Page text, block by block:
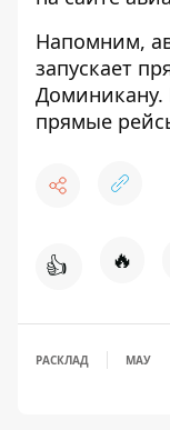
Напомним,
запускает
Доминикану.
прямые
👍 🔥
РАСКЛАД МАУ